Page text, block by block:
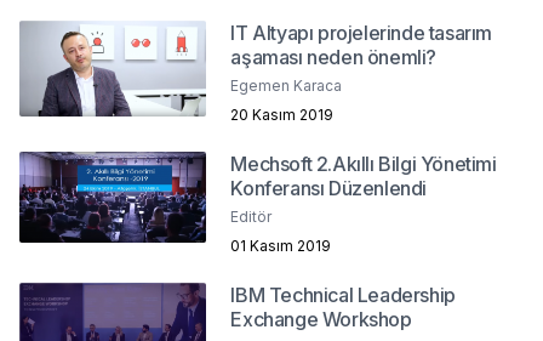
IT Altyapı projelerinde tasarım
aşaması neden önemli?
Egemen Karaca
20 Kasım 2019
Mechsoft 2.Akıllı Bilgi Yönetimi
Konferansı Düzenlendi
Editör
01 Kasım 2019
IBM Technical Leadership
Exchange Workshop